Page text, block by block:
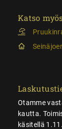
Katso
Otamme
kautta.
käsitellä